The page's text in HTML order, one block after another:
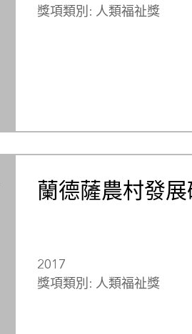
獎項類別: 人類福祉獎
蘭德薩農村發
2017
獎項類別: 人類福祉獎